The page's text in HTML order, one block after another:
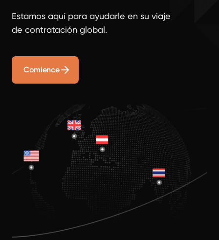
Estamos aquí para ayudarle en su viaje
de contratación global.
Comience